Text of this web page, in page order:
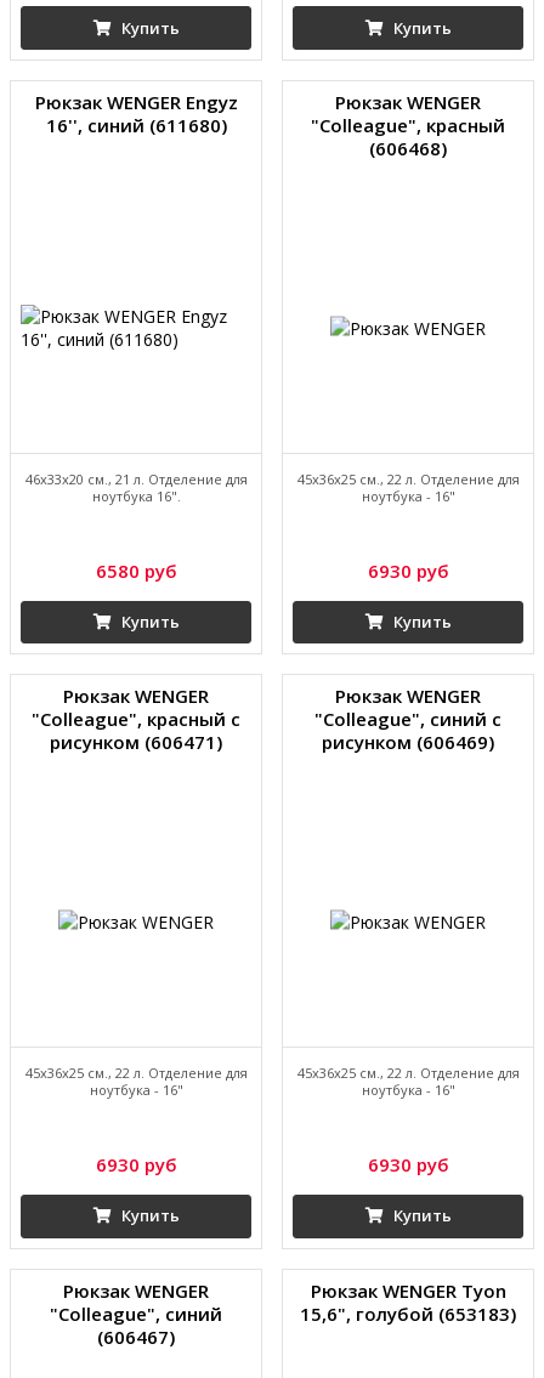
Купить Купить
Рюкзак WENGER Engyz
16'', синий (611680)
46х33х20 см., 21 л. Отделение для
ноутбука 16".
6580 руб
Купить
Рюкзак WENGER
"Colleague", красный
(606468)
45х36х25 см., 22 л. Отделение для
ноутбука - 16"
6930 руб
Купить
Рюкзак WENGER
"Colleague", красный с
рисунком (606471)
45х36х25 см., 22 л. Отделение для
ноутбука - 16"
6930 руб
Купить
Рюкзак WENGER
"Colleague", синий с
рисунком (606469)
45х36х25 см., 22 л. Отделение для
ноутбука - 16"
6930 руб
Купить
Рюкзак WENGER
"Colleague", синий
(606467)
Рюкзак WENGER Tyon
15,6", голубой (653183)